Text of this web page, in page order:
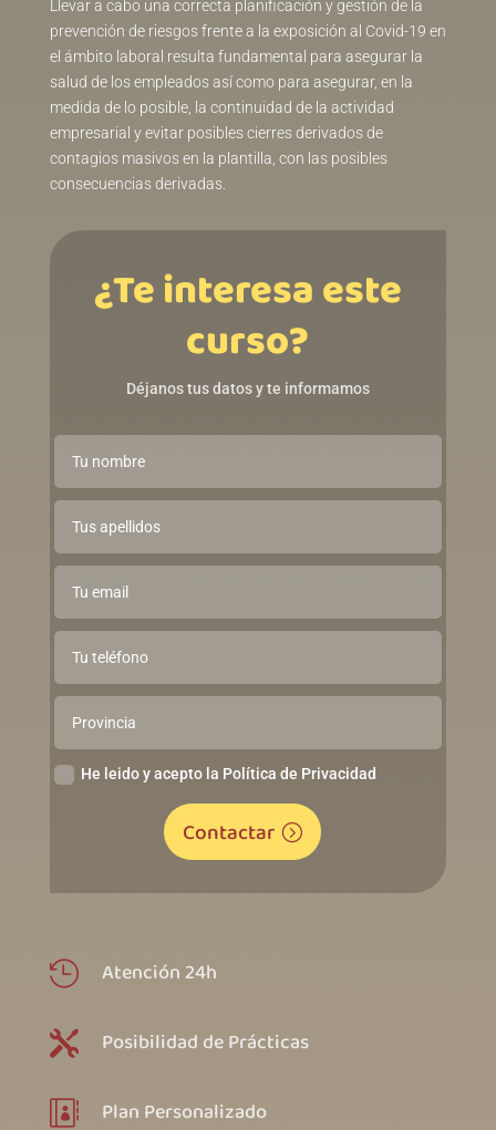
Llevar a cabo una correcta planificación y gestión de la
prevención de riesgos frente a la exposición al Covid-19 en
el ámbito laboral resulta fundamental para asegurar la
salud de los empleados así como para asegurar, en la
medida de lo posible, la continuidad de la actividad
empresarial y evitar posibles cierres derivados de
contagios masivos en la plantilla, con las posibles
consecuencias derivadas.
¿Te interesa este
curso?
Déjanos tus datos y te informamos
He leido y acepto la Política de Privacidad
Contactar
 Atención 24h
 Posibilidad de Prácticas
 Plan Personalizado